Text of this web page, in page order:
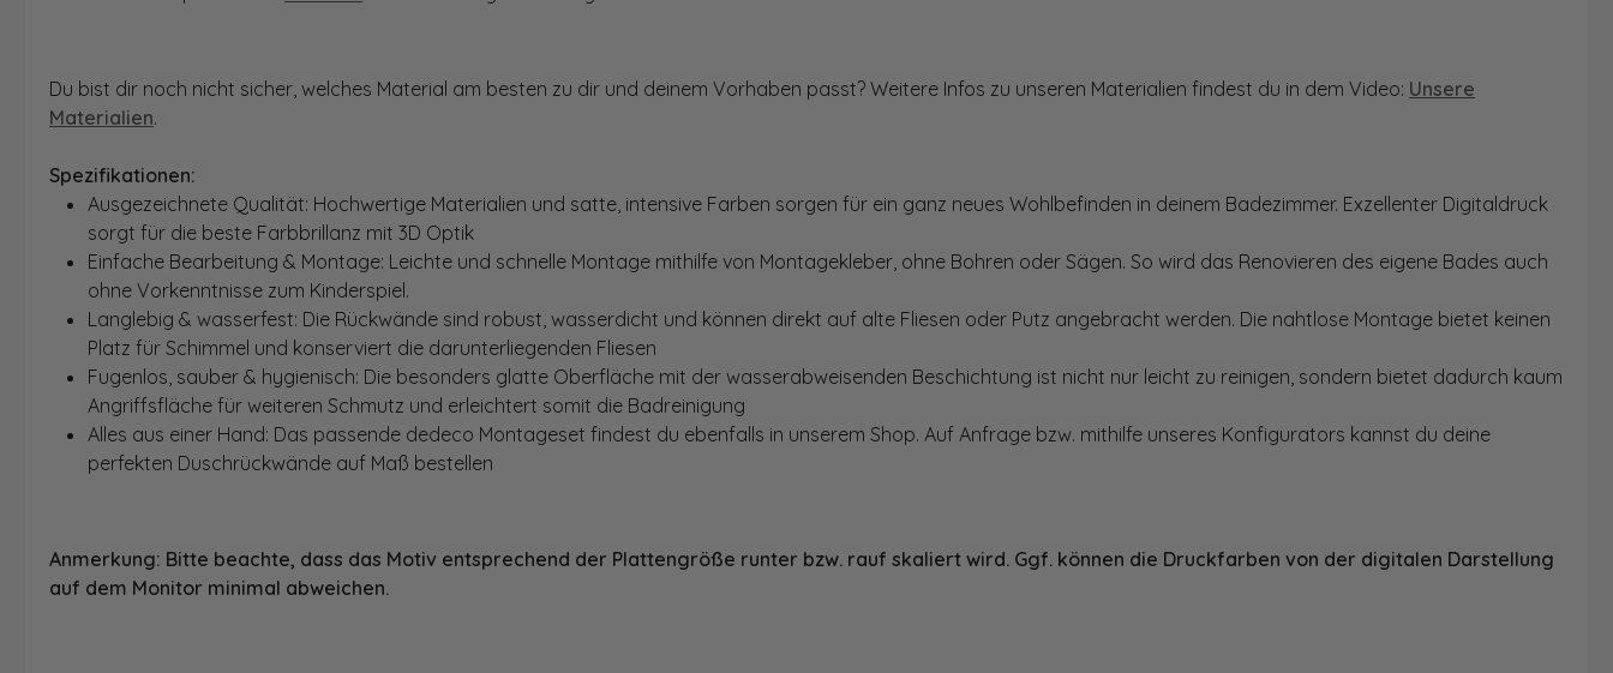
Du bist dir noch nicht sicher, welches Material am besten zu dir und deinem Vorhaben passt? Weitere Infos zu unseren Materialien findest du in dem Video: Unsere
Materialien.
Spezifikationen:
Ausgezeichnete Qualität: Hochwertige Materialien und satte, intensive Farben sorgen für ein ganz neues Wohlbefinden in deinem Badezimmer. Exzellenter Digitaldruck
sorgt für die beste Farbbrillanz mit 3D Optik
Einfache Bearbeitung & Montage: Leichte und schnelle Montage mithilfe von Montagekleber, ohne Bohren oder Sägen. So wird das Renovieren des eigene Bades auch
ohne Vorkenntnisse zum Kinderspiel.
Langlebig & wasserfest: Die Rückwände sind robust, wasserdicht und können direkt auf alte Fliesen oder Putz angebracht werden. Die nahtlose Montage bietet keinen
Platz für Schimmel und konserviert die darunterliegenden Fliesen
Fugenlos, sauber & hygienisch: Die besonders glatte Oberfläche mit der wasserabweisenden Beschichtung ist nicht nur leicht zu reinigen, sondern bietet dadurch kaum
Angriffsfläche für weiteren Schmutz und erleichtert somit die Badreinigung
Alles aus einer Hand: Das passende dedeco Montageset findest du ebenfalls in unserem Shop. Auf Anfrage bzw. mithilfe unseres Konfigurators kannst du deine
perfekten Duschrückwände auf Maß bestellen
Anmerkung: Bitte beachte, dass das Motiv entsprechend der Plattengröße runter bzw. rauf skaliert wird. Ggf. können die Druckfarben von der digitalen Darstellung
auf dem Monitor minimal abweichen.